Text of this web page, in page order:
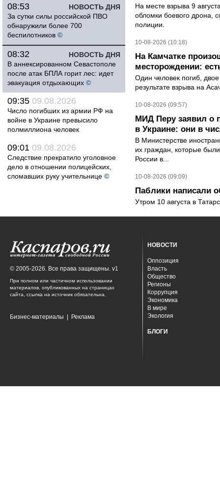
НОВОСТЬ ДНЯ
08:53
За сутки силы российской ПВО
обнаружили более 700
беспилотников ©
НОВОСТЬ ДНЯ
08:32
В аннексированном Севастополе
после атак БПЛА горит лес: идет
эвакуация отдыхающих ©
09:35 09.08.2026
Число погибших из армии РФ на
войне в Украине превысило
полмиллиона человек
09:01 09.08.2026
Следствие прекратило уголовное
дело в отношении полицейских,
сломавших руку учительнице ©
На месте взрыва 9
обломки боевого дрона,
полиции.
10-08-2026 (10:18)
На Камчатке
месторождении:
Один человек погиб,
результате взрыва на
10-08-2026 (09:57)
МИД Перу заявил о
в Украине: они в
В Министерстве
их граждан, которые
России в...
10-08-2026 (09:09)
Паблики написали
Утром 10 августа в
© 2005-2026. Все права защищены. v1
При полном или частичном использовании
материалов, опубликованных на страницах
сайта, ссылка на источник обязательна.
Бизнес-материалы Реклама
НОВОСТИ
Оппозиция
Власть
Общество
Регионы
Коррупция
Экономика
В мире
Экология
БЛОГИ